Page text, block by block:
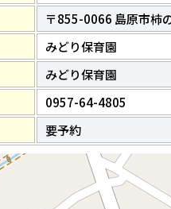
〒855-0066 島原市柿
みどり保育園
みどり保育園
0957-64-4805
要予約